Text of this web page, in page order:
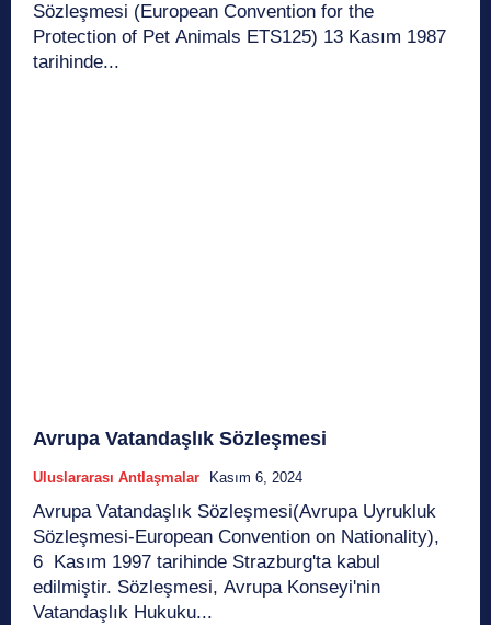
Sözleşmesi (European Convention for the
Protection of Pet Animals ETS125) 13 Kasım 1987
tarihinde...
Avrupa Vatandaşlık Sözleşmesi
Uluslararası Antlaşmalar Kasım 6, 2024
Avrupa Vatandaşlık Sözleşmesi(Avrupa Uyrukluk
Sözleşmesi-European Convention on Nationality),
6 Kasım 1997 tarihinde Strazburg'ta kabul
edilmiştir. Sözleşmesi, Avrupa Konseyi'nin
Vatandaşlık Hukuku...